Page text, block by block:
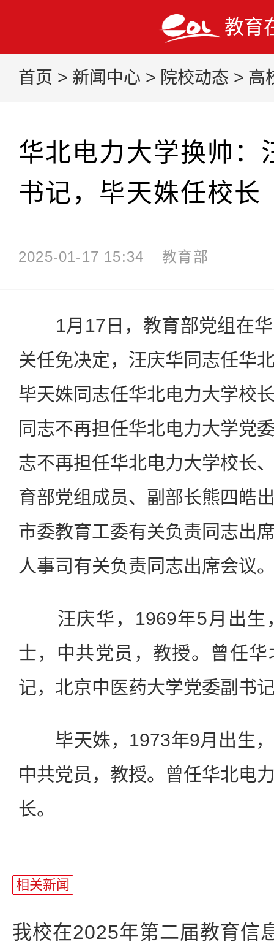
教育
首页 > 新闻中心 > 院校动态 > 高
华北电力大学换帅：
书记，毕天姝任校长
2025-01-17 15:34 教育部
1月17日，教育部党组在华
关任免决定，汪庆华同志任华
毕天姝同志任华北电力大学校
同志不再担任华北电力大学党
志不再担任华北电力大学校长
育部党组成员、副部长熊四皓
市委教育工委有关负责同志出
人事司有关负责同志出席会议
汪庆华，1969年5月出生
士，中共党员，教授。曾任
记，北京中医药大学党委副书
毕天姝，1973年9月出生，
中共党员，教授。曾任华北电
长。
相关新闻
我校在2025年第二届教育信